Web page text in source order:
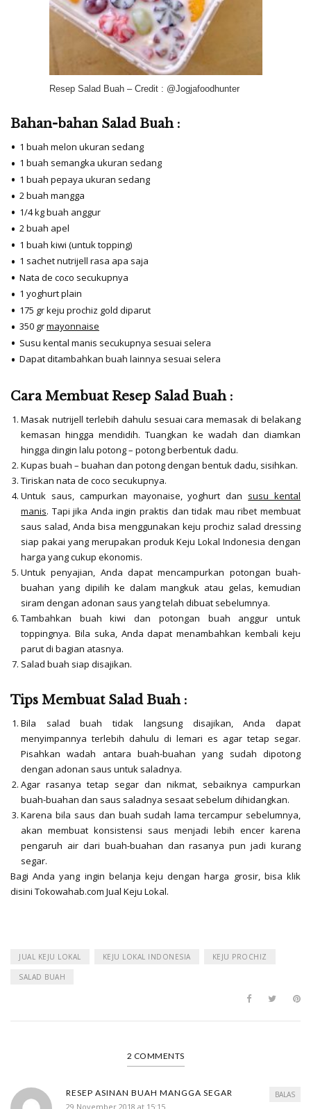
Resep Salad Buah – Credit : @Jogjafoodhunter
Bahan-bahan Salad Buah :
1 buah melon ukuran sedang
1 buah semangka ukuran sedang
1 buah pepaya ukuran sedang
2 buah mangga
1/4 kg buah anggur
2 buah apel
1 buah kiwi (untuk topping)
1 sachet nutrijell rasa apa saja
Nata de coco secukupnya
1 yoghurt plain
175 gr keju prochiz gold diparut
350 grmayonnaise
Susu kental manis secukupnya sesuai selera
Dapat ditambahkan buah lainnya sesuai selera
Cara Membuat Resep Salad Buah :
Masak nutrijell terlebih dahulu sesuai cara memasak di belakang
kemasan hingga mendidih. Tuangkan ke wadah dan diamkan
hingga dingin lalu potong – potong berbentuk dadu.
Kupas buah – buahan dan potong dengan bentuk dadu, sisihkan.
Tiriskan nata de coco secukupnya.
Untuk saus, campurkan mayonaise, yoghurt dan susu kental
manis. Tapi jika Anda ingin praktis dan tidak mau ribet membuat
saus salad, Anda bisa menggunakan keju prochiz salad dressing
siap pakai yang merupakan produk Keju Lokal Indonesia dengan
harga yang cukup ekonomis.
Untuk penyajian, Anda dapat mencampurkan potongan buah-
buahan yang dipilih ke dalam mangkuk atau gelas, kemudian
siram dengan adonan saus yang telah dibuat sebelumnya.
Tambahkan buah kiwi dan potongan buah anggur untuk
toppingnya. Bila suka, Anda dapat menambahkan kembali keju
parut di bagian atasnya.
Salad buah siap disajikan.
Tips Membuat Salad Buah :
Bila salad buah tidak langsung disajikan, Anda dapat
menyimpannya terlebih dahulu di lemari es agar tetap segar.
Pisahkan wadah antara buah-buahan yang sudah dipotong
dengan adonan saus untuk saladnya.
Agar rasanya tetap segar dan nikmat, sebaiknya campurkan
buah-buahan dan saus saladnya sesaat sebelum dihidangkan.
Karena bila saus dan buah sudah lama tercampur sebelumnya,
akan membuat konsistensi saus menjadi lebih encer karena
pengaruh air dari buah-buahan dan rasanya pun jadi kurang
segar.
Bagi Anda yang ingin belanja keju dengan harga grosir, bisa klik
disini Tokowahab.com Jual Keju Lokal.
JUAL KEJU LOKAL KEJU LOKAL INDONESIA KEJU PROCHIZ
SALAD BUAH
2 COMMENTS
RESEP ASINAN BUAH MANGGA SEGAR
29 November 2018 at 15:15
BALAS